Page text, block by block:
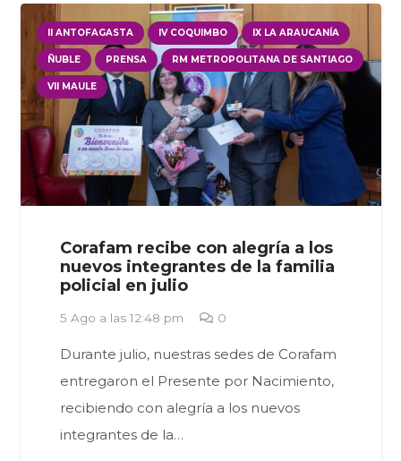
II ANTOFAGASTA IV COQUIMBO IX LA ARAUCANÍA
ÑUBLE PRENSA RM METROPOLITANA DE SANTIAGO
VII MAULE
Corafam recibe con alegría a los
nuevos integrantes de la familia
policial en julio
5 Ago a las 12:48 pm 0
Durante julio, nuestras sedes de Corafam
entregaron el Presente por Nacimiento,
recibiendo con alegría a los nuevos
integrantes de la…